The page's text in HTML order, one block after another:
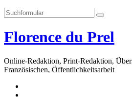
Search
Florence du Prel
Online-Redaktion, Print-Redaktion,
Französischen, Öffentlichkeitsarbeit